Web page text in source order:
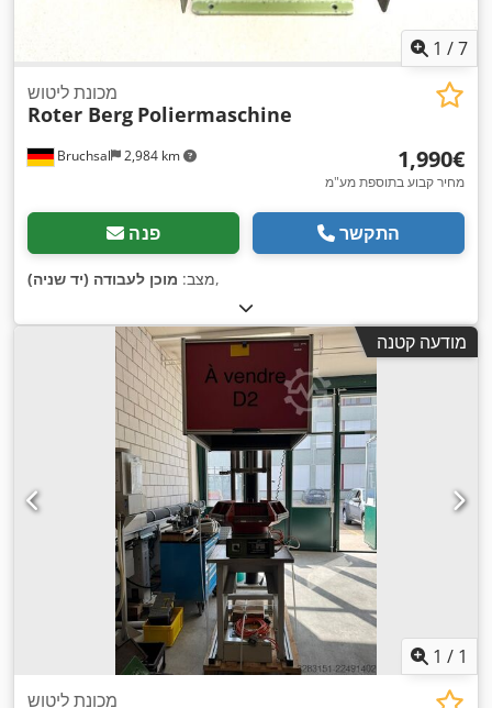
1 /7
Bruchsal 2,984 km
מכונת ליטוש
Roter Berg Poliermaschine
‏1,990 ‏€
מחיר קבוע בתוספת מע"מ
פנה התקשר
מצב: מוכן לעבודה (יד שניה) ,
מודעה קטנה
1 / 1
מכונת ליטוש